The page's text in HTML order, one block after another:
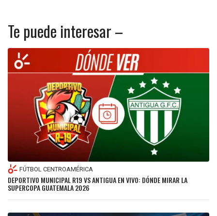
Te puede interesar –
FÚTBOL CENTROAMÉRICA
DEPORTIVO MUNICIPAL R19 VS ANTIGUA EN VIVO: DÓNDE MIRAR LA
SUPERCOPA GUATEMALA 2026